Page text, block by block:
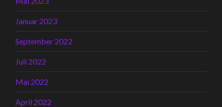
Januar 2023
September 2022
Juli 2022
Mai 2022
April 2022